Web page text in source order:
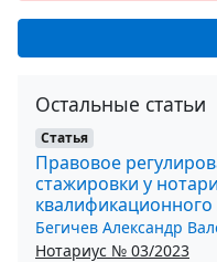
Остальные статьи
Статья
Правовое
стажировки у
квалификационного
Бегичев Александр
Нотариус № 03/2023